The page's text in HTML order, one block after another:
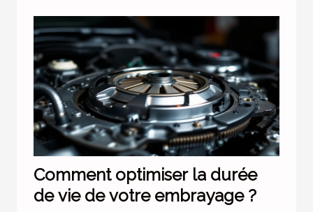
Comment optimiser la durée
de vie de votre embrayage ?